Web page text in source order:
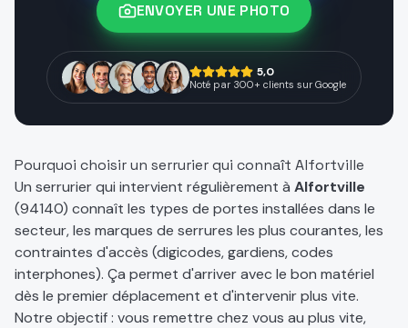
ENVOYER UNE PHOTO
5,0
Noté par 300+ clients sur Google
Pourquoi choisir un serrurier qui connaît Alfortville
Un serrurier qui intervient régulièrement à Alfortville
(94140) connaît les types de portes installées dans le
secteur, les marques de serrures les plus courantes, les
contraintes d'accès (digicodes, gardiens, codes
interphones). Ça permet d'arriver avec le bon matériel
dès le premier déplacement et d'intervenir plus vite.
Notre objectif : vous remettre chez vous au plus vite,